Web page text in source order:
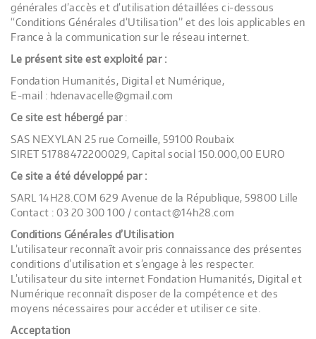
géné­rales d’accès et d’utilisation détaillées ci-dessous
“Condi­tions Géné­rales d’Utilisation” et des lois appli­cables en
France à la com­mu­ni­ca­tion sur le réseau internet.
Le présent site est exploité par :
Fondation Humanités, Digital et Numérique,
E-mail : hdenavacelle@gmail.com
Ce site est hébergé par:
SAS NEXYLAN 25 rue Corneille, 59100 Roubaix
SIRET 51788472200029, Capital social 150.000,00 EURO
Ce site a été développé par :
SARL 14H28.COM 629 Avenue de la République, 59800 Lille
Contact : 03 20 300 100 / contact@14h28.com
Condi­tions Géné­rales d’Utilisation
L’utilisateur recon­naît avoir pris connais­sance des pré­sentes
condi­tions d’utilisation et s’engage à les res­pec­ter.
L’utilisateur du site inter­net Fondation Humanités, Digital et
Numérique recon­naît dis­po­ser de la com­pé­tence et des
moyens néces­saires pour accé­der et uti­li­ser ce site.
Acceptation